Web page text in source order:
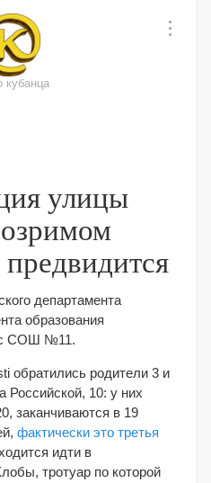
кубанца
улицы
департамента
образования
с СОШ №11.
обратились родители 3 и
10: у них
заканчиваются в 19
фактически это третья
идти в
тротуар по которой